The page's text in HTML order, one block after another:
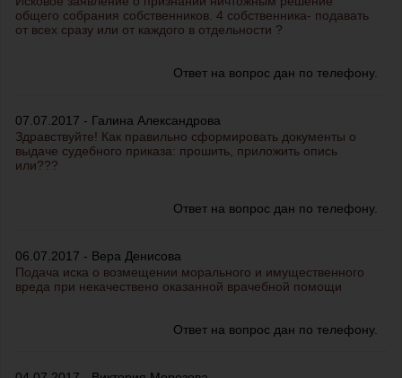
общего собрания собственников. 4 собственника- подавать
от всех сразу или от каждого в отдельности ?
Ответ на вопрос дан по телефону.
07.07.2017 - Галина Александрова
Здравствуйте! Как правильно сформировать документы о
выдаче судебного приказа: прошить, приложить опись
или???
Ответ на вопрос дан по телефону.
06.07.2017 - Вера Денисова
Подача иска о возмещении морального и имущественного
вреда при некачествено оказанной врачебной помощи
Ответ на вопрос дан по телефону.